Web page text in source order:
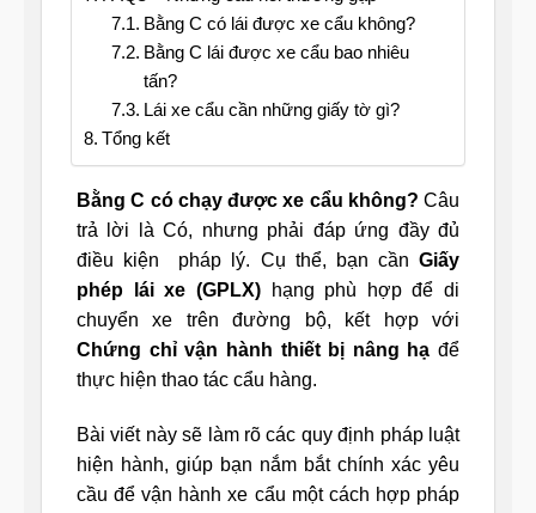
Bằng C có lái được xe cẩu không?
Bằng C lái được xe cẩu bao nhiêu
tấn?
Lái xe cẩu cần những giấy tờ gì?
Tổng kết
Bằng C có chạy được xe cẩu không? Câu
trả lời là Có, nhưng phải đáp ứng đầy đủ
điều kiện pháp lý. Cụ thể, bạn cần Giấy
phép lái xe (GPLX)hạng phù hợp để di
chuyển xe trên đường bộ, kết hợp với
Chứng chỉ vận hành thiết bị nâng hạ để
thực hiện thao tác cẩu hàng.
Bài viết này sẽ làm rõ các quy định pháp luật
hiện hành, giúp bạn nắm bắt chính xác yêu
cầu để vận hành xe cẩu một cách hợp pháp